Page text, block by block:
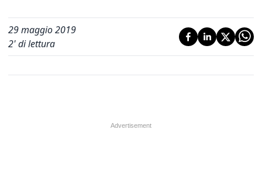
29 maggio 2019
2' di lettura